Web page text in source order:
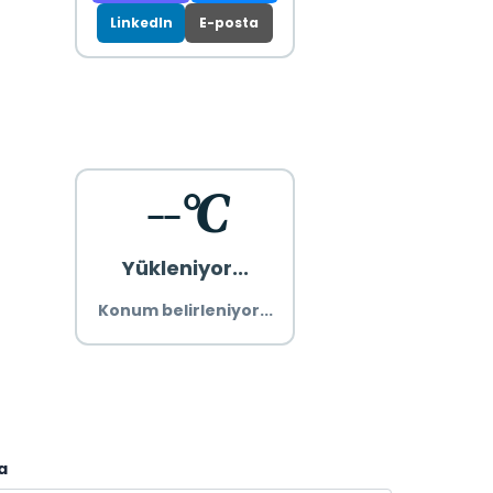
LinkedIn E-posta
--°C
Yükleniyor...
Konum belirleniyor...